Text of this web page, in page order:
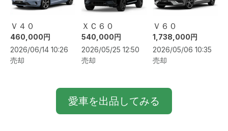
Ｖ４０
460,000円
2026/06/14 10:26
売却
ＸＣ６０
540,000円
2026/05/25 12:50
売却
Ｖ６０
1,738,000円
2026/05/06 10:35
売却
愛車を出品してみる